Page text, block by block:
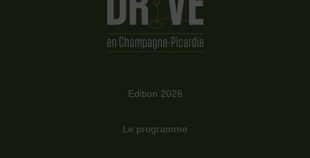
Edition 2026
Le programme